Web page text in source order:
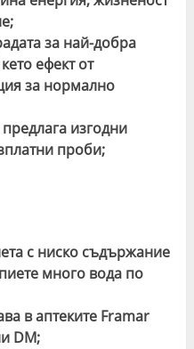
за най-добра
ефект от
за нормално
изгодни
проби;
с ниско съдържание
много вода по
в аптеките Framar
DM;